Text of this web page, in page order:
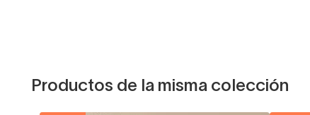
Productos de la misma colección